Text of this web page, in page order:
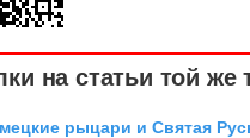
на статьи той же
рыцари и Святая